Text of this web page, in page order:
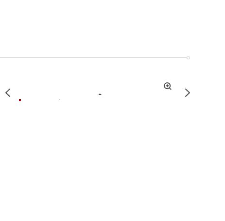
Previous Next
拡